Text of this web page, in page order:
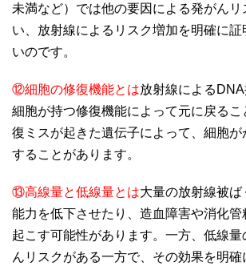
未満など）では他の要因による発がんリ
い、放射線によるリスク増加を明確に証
いのです。
⑫細胞の修復機能とは放射線による
細胞が持つ修復機能によって元に戻るこ
復ミスが起きた遺伝子によって、細胞
することがあります。
⑬高線量と低線量とは大量の放射線被
能力を低下させたり、造血障害や消化管
起こす可能性があります。一方、低線
んリスクがある一方で、その効果を明